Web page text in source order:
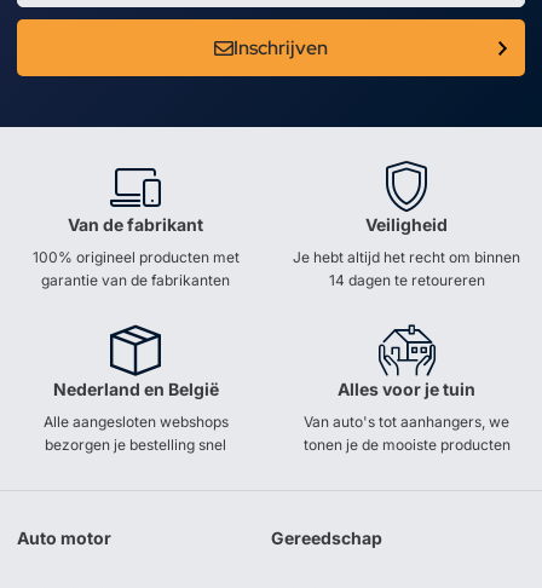
Inschrijven
Van de fabrikant
100% origineel producten met
garantie van de fabrikanten
Veiligheid
Je hebt altijd het recht om binnen
14 dagen te retoureren
Nederland en België
Alle aangesloten webshops
bezorgen je bestelling snel
Alles voor je tuin
Van auto's tot aanhangers, we
tonen je de mooiste producten
Auto motor Gereedschap